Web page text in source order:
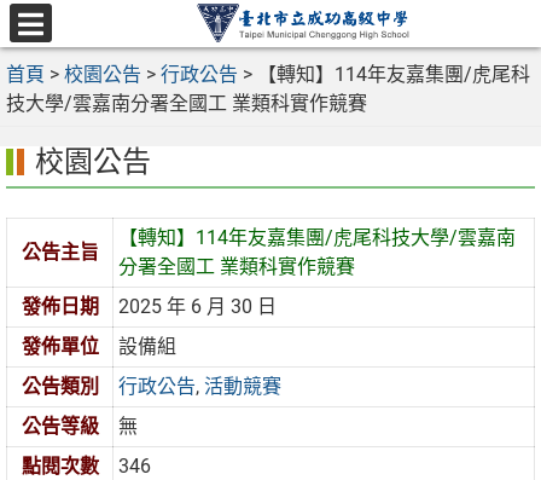
跳
至
主
要
區
選
單
首頁 > 校園公告 > 行政公告 >
【轉知】114年友嘉集團/虎尾科
技大學/雲嘉南分署全國工 業類科實作競賽
校園公告
公告主旨
【轉知】114年友嘉集團/虎尾科技大學/雲嘉南
分署全國工 業類科實作競賽
發佈日期
2025 年 6 月 30 日
發佈單位
設備組
公告類別
行政公告,活動競賽
公告等級
無
點閱次數
346